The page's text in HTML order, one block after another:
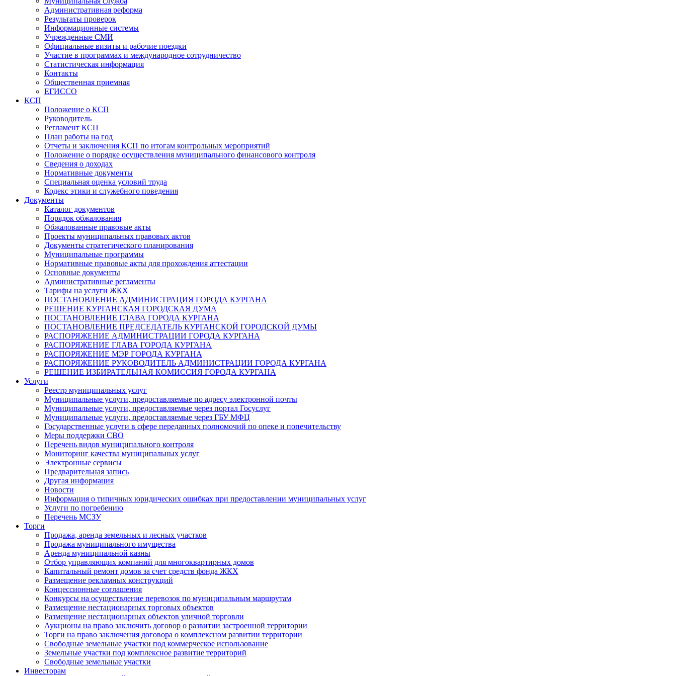
Административная реформа
Результаты проверок
Информационные системы
Учрежденные СМИ
Официальные визиты и рабочие поездки
Участие в программах и международное сотрудничество
Статистическая информация
Контакты
Общественная приемная
ЕГИССО
КСП
Положение о КСП
Руководитель
Регламент КСП
План работы на год
Отчеты и заключения КСП по итогам контрольных мероприятий
Положение о порядке осуществления муниципального финансового контроля
Сведения о доходах
Нормативные документы
Специальная оценка условий труда
Кодекс этики и служебного поведения
Документы
Каталог документов
Порядок обжалования
Обжалованные правовые акты
Проекты муниципальных правовых актов
Документы стратегического планирования
Муниципальные программы
Нормативные правовые акты для прохождения аттестации
Основные документы
Административные регламенты
Тарифы на услуги ЖКХ
ПОСТАНОВЛЕНИЕ АДМИНИСТРАЦИЯ ГОРОДА КУРГАНА
РЕШЕНИЕ КУРГАНСКАЯ ГОРОДСКАЯ ДУМА
ПОСТАНОВЛЕНИЕ ГЛАВА ГОРОДА КУРГАНА
ПОСТАНОВЛЕНИЕ ПРЕДСЕДАТЕЛЬ КУРГАНСКОЙ ГОРОДСКОЙ ДУМЫ
РАСПОРЯЖЕНИЕ АДМИНИСТРАЦИИ ГОРОДА КУРГАНА
РАСПОРЯЖЕНИЕ ГЛАВА ГОРОДА КУРГАНА
РАСПОРЯЖЕНИЕ МЭР ГОРОДА КУРГАНА
РАСПОРЯЖЕНИЕ РУКОВОДИТЕЛЬ АДМИНИСТРАЦИИ ГОРОДА КУРГАНА
РЕШЕНИЕ ИЗБИРАТЕЛЬНАЯ КОМИССИЯ ГОРОДА КУРГАНА
Услуги
Реестр муниципальных услуг
Муниципальные услуги, предоставляемые по адресу электронной почты
Муниципальные услуги, предоставляемые через портал Госуслуг
Муниципальные услуги, предоставляемые через ГБУ МФЦ
Государственные услуги в сфере переданных полномочий по опеке и попечительству
Меры поддержки СВО
Перечень видов муниципального контроля
Мониторинг качества муниципальных услуг
Электронные сервисы
Предварительная запись
Другая информация
Новости
Информация о типичных юридических ошибках при предоставлении муниципальных услуг
Услуги по погребению
Перечень МСЗУ
Торги
Продажа, аренда земельных и лесных участков
Продажа муниципального имущества
Аренда муниципальной казны
Отбор управляющих компаний для многоквартирных домов
Капитальный ремонт домов за счет средств фонда ЖКХ
Размещение рекламных конструкций
Концессионные соглашения
Конкурсы на осуществление перевозок по муниципальным маршрутам
Размещение нестационарных торговых объектов
Размещение нестационарных объектов уличной торговли
Аукционы на право заключить договор о развитии застроенной территории
Торги на право заключения договора о комплексном развитии территории
Свободные земельные участки под коммерческое использование
Земельные участки под комплексное развитие территорий
Свободные земельные участки
Инвесторам